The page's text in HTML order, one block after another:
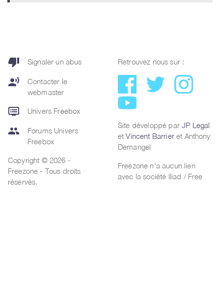
thumb_down Signaler un abus
record_voice_over
Contacter le
webmaster
dvr Univers Freebox
group
Forums Univers
Freebox
Copyright © 2026 -
Freezone - Tous droits
réservés.
Retrouvez nous sur :
Site développé parJP Legal
etVincent Barrieret Anthony
Demangel
Freezone n'a aucun lien
avec la société Iliad / Free